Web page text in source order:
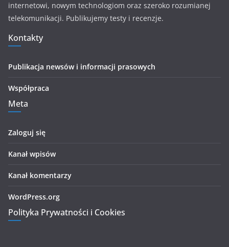
internetowi, nowym technologiom oraz szeroko rozumianej
telekomunikacji. Publikujemy testy i recenzje.
Kontakty
Publikacja newsów i informacji prasowych
Współpraca
Meta
Zaloguj się
Kanał wpisów
Kanał komentarzy
WordPress.org
Polityka Prywatności i Cookies